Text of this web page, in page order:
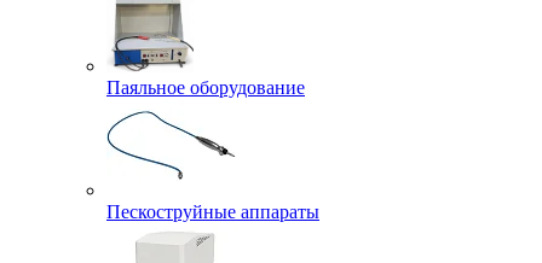
Паяльное оборудование
Пескоструйные аппараты